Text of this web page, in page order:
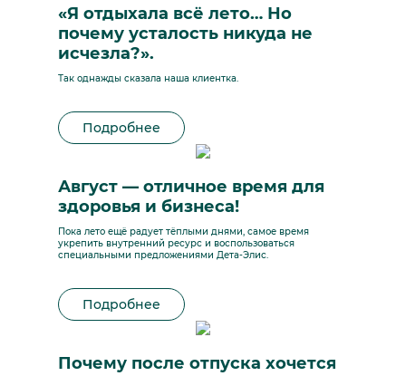
«Я отдыхала всё лето… Но
почему усталость никуда не
исчезла?».
Так однажды сказала наша клиентка.
Подробнее
Август — отличное время для
здоровья и бизнеса!
Пока лето ещё радует тёплыми днями, самое время
укрепить внутренний ресурс и воспользоваться
специальными предложениями Дета-Элис.
Подробнее
Почему после отпуска хочется